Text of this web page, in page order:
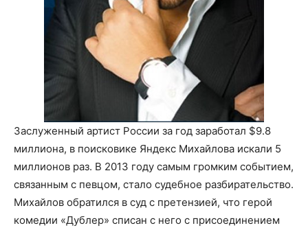
Заслуженный артист России за год заработал $9.8
миллиона, в поисковике Яндекс Михайлова искали 5
миллионов раз. В 2013 году самым громким событием,
связанным с певцом, стало судебное разбирательство.
Михайлов обратился в суд с претензией, что герой
комедии «Дублер» списан с него с присоединением